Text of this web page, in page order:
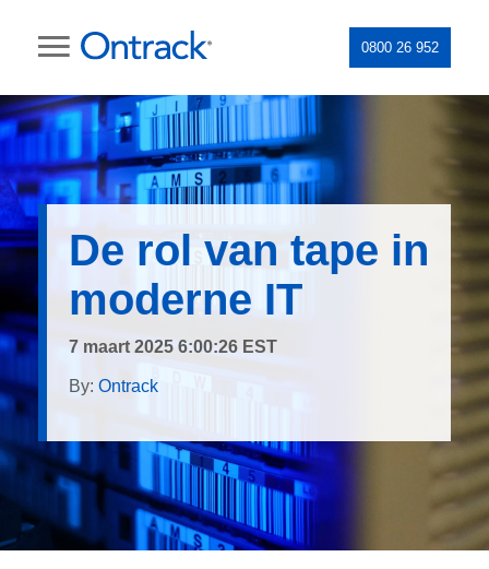
0800 26 952
De rol van tape in
moderne IT
7 maart 2025 6:00:26 EST
By: Ontrack